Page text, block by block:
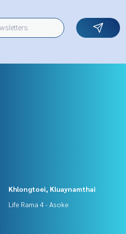
Khlongtoei, Kluaynamthai
Life Rama 4 - Asoke